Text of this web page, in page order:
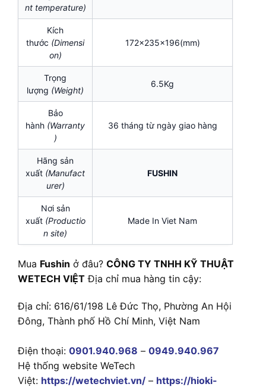
nt temperature)
Kích
thước (Dimensi
on)
172x235x196(mm)
Trọng
lượng (Weight)
6.5Kg
Bảo
hành (Warranty
)
36 tháng từ ngày giao hàng
Hãng sản
xuất (Manufact
urer)
FUSHIN
Nơi sản
xuất (Productio
n site)
Made In Viet Nam
Mua Fushin ở đâu? CÔNG TY TNHH KỸ THUẬT
WETECH VIỆT Địa chỉ mua hàng tin cậy:
Địa chỉ: 616/61/198 Lê Đức Thọ, Phường An Hội
Đông, Thành phố Hồ Chí Minh, Việt Nam
Điện thoại: 0901.940.968 – 0949.940.967
Hệ thống website WeTech
Việt: https://wetechviet.vn/ – https://hioki-